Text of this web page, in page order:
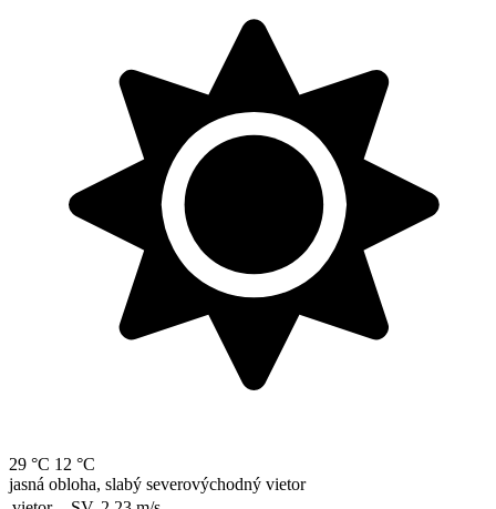
29 °C 12 °C
jasná obloha, slabý severovýchodný vietor